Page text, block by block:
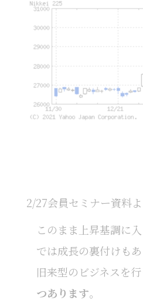
2/27会員セミナー資料よ
このまま上昇基調に
では成長の裏付けも
旧来型のビジネスを
つあります。